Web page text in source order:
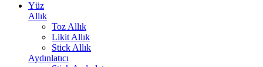
Yüz
Allık
Toz Allık
Likit Allık
Stick Allık
Aydınlatıcı